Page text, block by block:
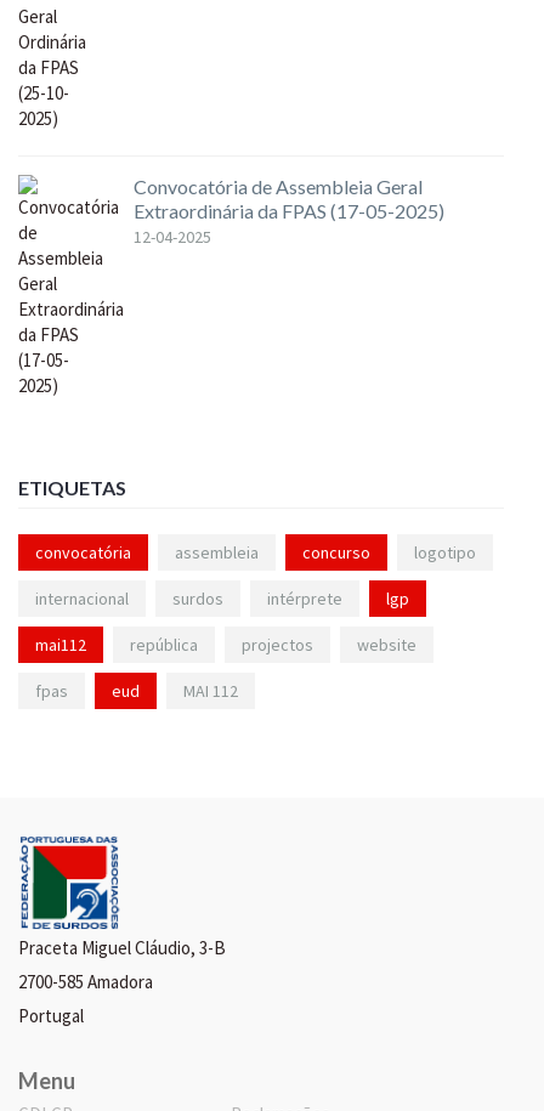
Convocatória de Assembleia Geral
Extraordinária da FPAS (17-05-2025)
12-04-2025
ETIQUETAS
convocatória assembleia concurso logotipo
internacional surdos intérprete lgp
mai112 república projectos website
fpas eud MAI 112
Praceta Miguel Cláudio, 3-B
2700-585 Amadora
Portugal
Menu